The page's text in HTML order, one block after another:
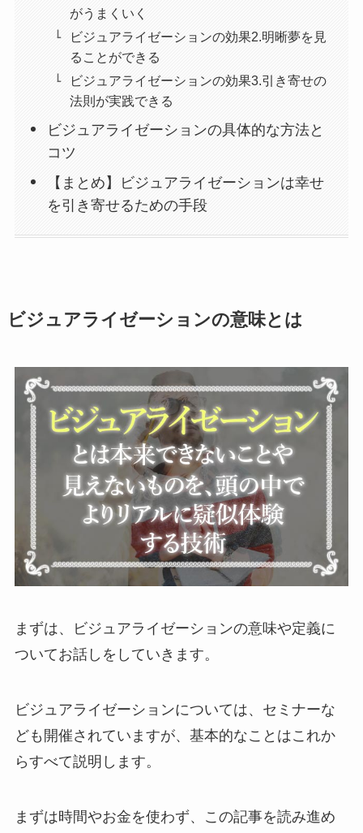
がうまくいく
ビジュアライゼーションの効果2.明晰夢を見
ることができる
ビジュアライゼーションの効果3.引き寄せの
法則が実践できる
ビジュアライゼーションの具体的な方法と
コツ
【まとめ】ビジュアライゼーションは幸せ
を引き寄せるための手段
ビジュアライゼーションの意味とは
まずは、ビジュアライゼーションの意味や定義に
ついてお話しをしていきます。
ビジュアライゼーションについては、セミナーな
ども開催されていますが、基本的なことはこれか
らすべて説明します。
まずは時間やお金を使わず、この記事を読み進め